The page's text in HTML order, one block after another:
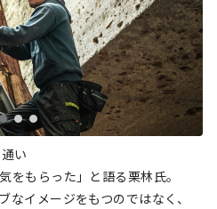
い
をもらった」と語る栗林氏。
なイメージをもつのではなく、